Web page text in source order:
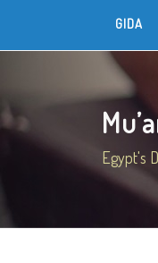
GIDA
Egypt's